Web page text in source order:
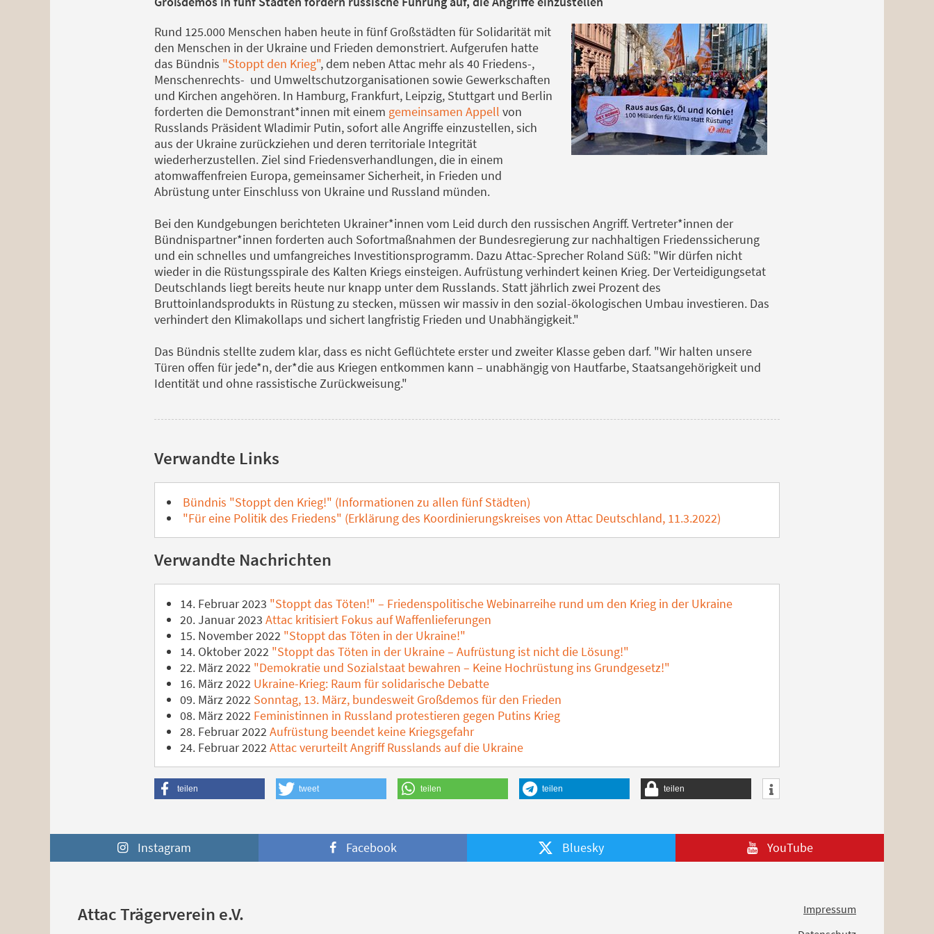
Rund 125.000 Menschen haben heute in fünf Großstädten für Solidarität mit
den Menschen in der Ukraine und Frieden demonstriert. Aufgerufen hatte
das Bündnis "Stoppt den Krieg", dem neben Attac mehr als 40 Friedens-,
Menschenrechts- und Umweltschutzorganisationen sowie Gewerkschaften
und Kirchen angehören. In Hamburg, Frankfurt, Leipzig, Stuttgart und Berlin
forderten die Demonstrant*innen mit einem gemeinsamen Appell von
Russlands Präsident Wladimir Putin, sofort alle Angriffe einzustellen, sich
aus der Ukraine zurückziehen und deren territoriale Integrität
wiederherzustellen. Ziel sind Friedensverhandlungen, die in einem
atomwaffenfreien Europa, gemeinsamer Sicherheit, in Frieden und
Abrüstung unter Einschluss von Ukraine und Russland münden.
Bei den Kundgebungen berichteten Ukrainer*innen vom Leid durch den russischen Angriff. Vertreter*innen der
Bündnispartner*innen forderten auch Sofortmaßnahmen der Bundesregierung zur nachhaltigen Friedenssicherung
und ein schnelles und umfangreiches Investitionsprogramm. Dazu Attac-Sprecher Roland Süß: "Wir dürfen nicht
wieder in die Rüstungsspirale des Kalten Kriegs einsteigen. Aufrüstung verhindert keinen Krieg. Der Verteidigungsetat
Deutschlands liegt bereits heute nur knapp unter dem Russlands. Statt jährlich zwei Prozent des
Bruttoinlandsprodukts in Rüstung zu stecken, müssen wir massiv in den sozial-ökologischen Umbau investieren. Das
verhindert den Klimakollaps und sichert langfristig Frieden und Unabhängigkeit."
Das Bündnis stellte zudem klar, dass es nicht Geflüchtete erster und zweiter Klasse geben darf. "Wir halten unsere
Türen offen für jede*n, der*die aus Kriegen entkommen kann – unabhängig von Hautfarbe, Staatsangehörigkeit und
Identität und ohne rassistische Zurückweisung."
Verwandte Links
Bündnis "Stoppt den Krieg!" (Informationen zu allen fünf Städten)
"Für eine Politik des Friedens" (Erklärung des Koordinierungskreises von Attac Deutschland, 11.3.2022)
Verwandte Nachrichten
14. Februar 2023 "Stoppt das Töten!" – Friedenspolitische Webinarreihe rund um den Krieg in der Ukraine
20. Januar 2023 Attac kritisiert Fokus auf Waffenlieferungen
15. November 2022 "Stoppt das Töten in der Ukraine!"
14. Oktober 2022 "Stoppt das Töten in der Ukraine – Aufrüstung ist nicht die Lösung!"
22. März 2022 "Demokratie und Sozialstaat bewahren – Keine Hochrüstung ins Grundgesetz!"
16. März 2022 Ukraine-Krieg: Raum für solidarische Debatte
09. März 2022 Sonntag, 13. März, bundesweit Großdemos für den Frieden
08. März 2022 Feministinnen in Russland protestieren gegen Putins Krieg
28. Februar 2022Aufrüstung beendet keine Kriegsgefahr
24. Februar 2022Attac verurteilt Angriff Russlands auf die Ukraine
teilen tweet teilen teilen teilen
Instagram Facebook Bluesky YouTube
Attac Trägerverein e.V.
Impressum